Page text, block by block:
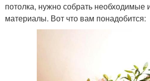
потолка, нужно собрать необходимые
материалы. Вот что вам понадобится: